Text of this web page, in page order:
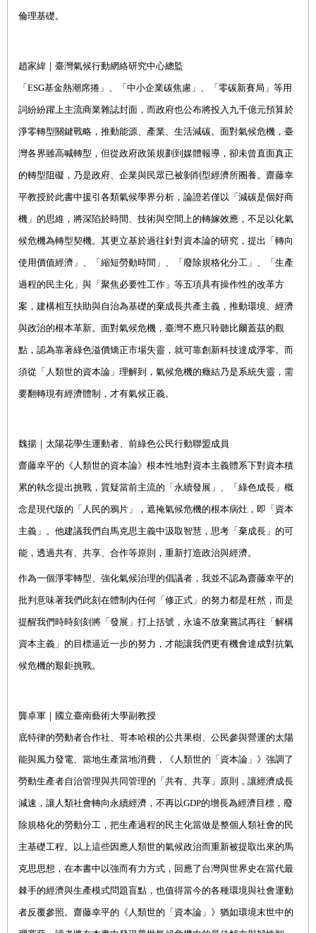
倫理基礎。
趙家緯｜臺灣氣候行動網絡研究中心總監
「ESG基金熱潮席捲」、「中小企業碳焦慮」、「零碳新賽局」等用
詞紛紛躍上主流商業雜誌封面，而政府也公布將投入九千億元預算於
淨零轉型關鍵戰略，推動能源、產業、生活減碳。面對氣候危機，臺
灣各界雖高喊轉型，但從政府政策規劃到媒體報導，卻未曾直面真正
的轉型阻礙，乃是政府、企業與民眾已被剝削型經濟所圈養。齋藤幸
平教授於此書中援引各類氣候學界分析，論證若僅以「減碳是個好商
機」的思維，將深陷於時間、技術與空間上的轉嫁效應，不足以化氣
候危機為轉型契機。其更立基於過往針對資本論的研究，提出「轉向
使用價值經濟」、「縮短勞動時間」、「廢除規格化分工」、「生產
過程的民主化」與「聚焦必要性工作」等五項具有操作性的改革方
案，建構相互扶助與自治為基礎的棄成長共產主義，推動環境、經濟
與政治的根本革新。面對氣候危機，臺灣不應只聆聽比爾蓋茲的觀
點，認為靠著綠色溢價矯正市場失靈，就可靠創新科技達成淨零。而
須從「人類世的資本論」理解到，氣候危機的癥結乃是系統失靈，需
要翻轉現有經濟體制，才有氣候正義。
魏揚｜太陽花學生運動者、前綠色公民行動聯盟成員
齋藤幸平的《人類世的資本論》根本性地對資本主義體系下對資本積
累的執念提出挑戰，質疑當前主流的「永續發展」、「綠色成長」概
念是現代版的「人民的鴉片」，遮掩氣候危機的根本病灶，即「資本
主義」。他建議我們自馬克思主義中汲取智慧，思考「棄成長」的可
能，透過共有、共享、合作等原則，重新打造政治與經濟。
作為一個淨零轉型、強化氣候治理的倡議者，我並不認為齋藤幸平的
批判意味著我們此刻在體制內任何「修正式」的努力都是枉然，而是
提醒我們時時刻刻將「發展」打上括號，永遠不放棄嘗試再往「解構
資本主義」的目標逼近一步的努力，才能讓我們更有機會達成對抗氣
候危機的艱鉅挑戰。
龔卓軍｜國立臺南藝術大學副教授
底特律的勞動者合作社、哥本哈根的公共果樹、公民參與營運的太陽
能與風力發電、當地生產當地消費，《人類世的「資本論」》強調了
勞動生產者自治管理與共同管理的「共有、共享」原則，讓經濟成長
減速，讓人類社會轉向永續經濟，不再以GDP的增長為經濟目標，廢
除規格化的勞動分工，把生產過程的民主化當做是整個人類社會的民
主基礎工程。以上這些因應人類世的氣候政治而重新被提取出來的馬
克思思想，在本書中以強而有力方式，回應了台灣與世界史在當代最
棘手的經濟與生產模式問題盲點，也值得當今的各種環境與社會運動
者反覆參照。齋藤幸平的《人類世的「資本論」》猶如環境末世中的